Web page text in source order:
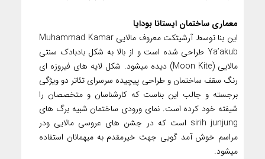
معماری ساختمان ایستانا بودایا
این بنا توسط آرشیتکت معروف مالایی Muhammad Kamar
Ya’akub طراحی شده است و از بالا به شکل بادبادک سنتی
مالایی (Moon Kite) دیده میشود. شکل لایه های فیروزه ای
رنگ سقف ساختمان و طراحی پیچیده سرسرای تئاتر دو ویژگی
برجسته و جالب این بناست که کارشناسان و متخصصان را
شیفته خود کرده است. نمای ورودی ساختمان شبیه برگ های
sirih junjung است که در جشن های عروسی مالایی ودر
مراسم خوش آمد گویی جهت خیرمقدم به میهمانان استفاده
میشود.